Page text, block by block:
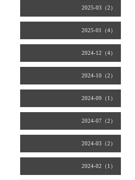
2025-03（2）
2025-01（4）
2024-12（4）
2024-10（2）
2024-09（1）
2024-07（2）
2024-03（2）
2024-02（1）